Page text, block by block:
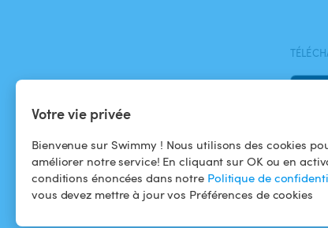
Votre vie privée
Bienvenue sur Swimmy ! Nous utilisons des cookies
améliorer notre service! En cliquant sur OK ou en
conditions énoncées dans notre Politique de
vous devez mettre à jour vos Préférences de cookies